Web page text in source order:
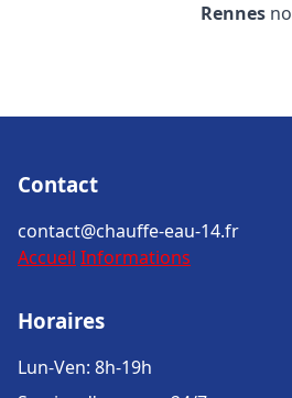
Rennes
Contact
contact@chauffe-eau-14.fr
Accueil Informations
Horaires
Lun-Ven: 8h-19h